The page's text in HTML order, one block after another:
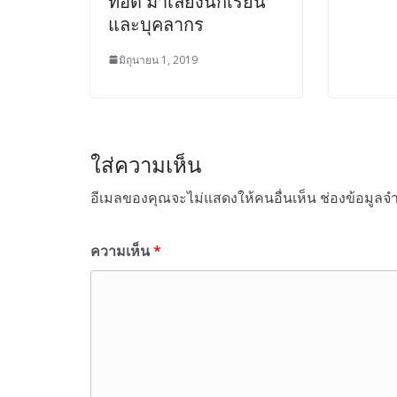
และบุคลากร
มิถุนายน 1, 2019
ใส่ความเห็น
อีเมลของคุณจะไม่แสดงให้คนอื่นเห็น ช่องข้อมูลจ
ความเห็น*